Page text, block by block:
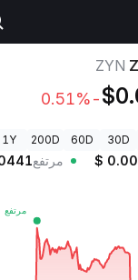
ZYN
-0.51%
30D
60D
200D
1Y
$ مرتفع